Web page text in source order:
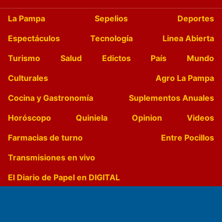
La Pampa Sepelios
Deportes
Espectáculos
Tecnología
Linea Abierta
Turismo
Salud Edictos País
Mundo
Culturales
Agro La Pampa
Cocina y Gastronomía
Suplementos Anuales
Horóscopo
Quiniela Opinion
Videos
Farmacias de turno
Entre Pocillos
Transmisiones en vivo
El Diario de Papel en DIGITAL